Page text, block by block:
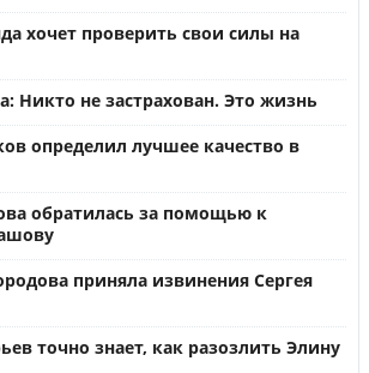
хочет проверить свои силы на
Никто не застрахован. Это жизнь
определил лучшее качество в
обратилась за помощью к
приняла извинения Сергея
точно знает, как разозлить Элину